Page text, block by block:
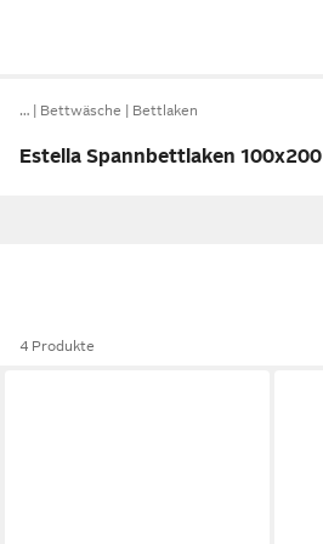
… Bettwäsche Bettlaken
Estella Spannbettlaken 100x200
4 Produkte